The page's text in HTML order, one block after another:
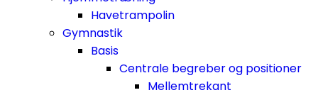
Havetrampolin
Gymnastik
Basis
Centrale begreber og positioner
Mellemtrekant